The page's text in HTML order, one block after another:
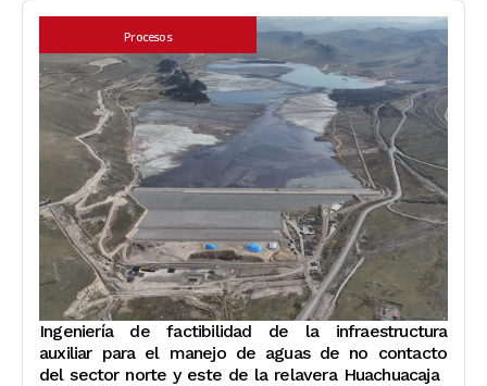
Procesos
Ingeniería de factibilidad de la infraestructura
auxiliar para el manejo de aguas de no contacto
del sector norte y este de la relavera Huachuacaja